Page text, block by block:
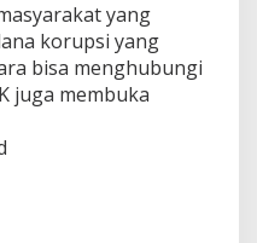
yang
korupsi yang
bisa menghubungi
juga membuka